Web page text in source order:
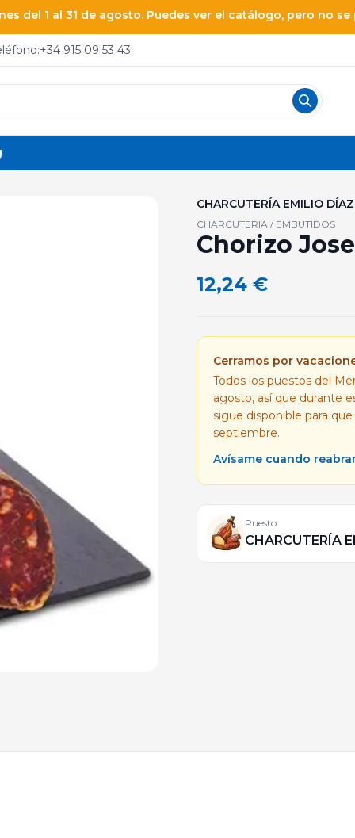
del 1 al 31 de agosto. Puedes ver el catálogo, pero no
+34 915 09 53 43
CHARCUTERÍA EMILIO DÍAZ
CHARCUTERIA / EMBUTIDOS
Chorizo
12,24 €
Cerramos por
Todos los puestos del
agosto, así que durante
sigue disponible para
septiembre.
Avísame cuando
Puesto
CHARCUTERÍA